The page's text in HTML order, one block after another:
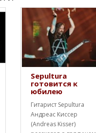
Sepultura
готовится к
юбилею
Гитарист Sepultura
Андреас Киссер
(Andreas Kisser)